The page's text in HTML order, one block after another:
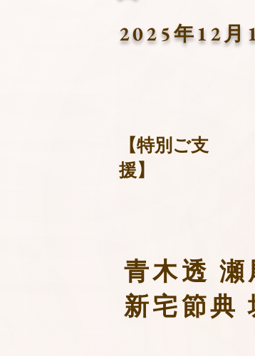
​2025年12月
【特別ご支
援】
青木透
新宅節典